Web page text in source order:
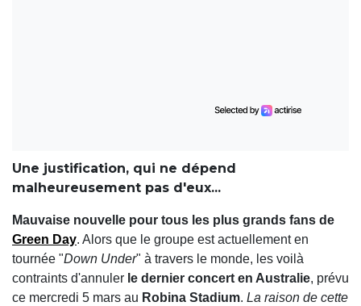
Une justification, qui ne dépend
malheureusement pas d'eux...
Mauvaise nouvelle pour tous les plus grands fans de
Green Day. Alors que le groupe est actuellement en
tournée "Down Under" à travers le monde, les voilà
contraints d'annuler le dernier concert en Australie, prévu
ce mercredi 5 mars au Robina Stadium. La raison de cette